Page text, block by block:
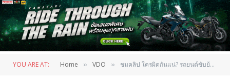
YOU ARE AT: Home » VDO » ชมคลิป ใครผิดกันแน่? รถยนต์ขับย้อนศร ทำรถที่วิ่งสวนมาต้องวิ่งชิดขอบทาง แถมด่าหาว่ามอเตอร์ไซค์ชูนิ้วกลาง